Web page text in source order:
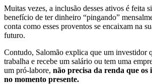
Muitas vezes, a inclusão desses ativos é feita
benefício de ter dinheiro “pingando”
conta como esses proventos se encaixam na
futuro.
Contudo, Salomão explica que um investidor
trabalha e recebe um salário ou tem uma
um pró-labore, não precisa da renda que os
no momento presente.